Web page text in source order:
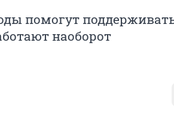
помогут
наоборот